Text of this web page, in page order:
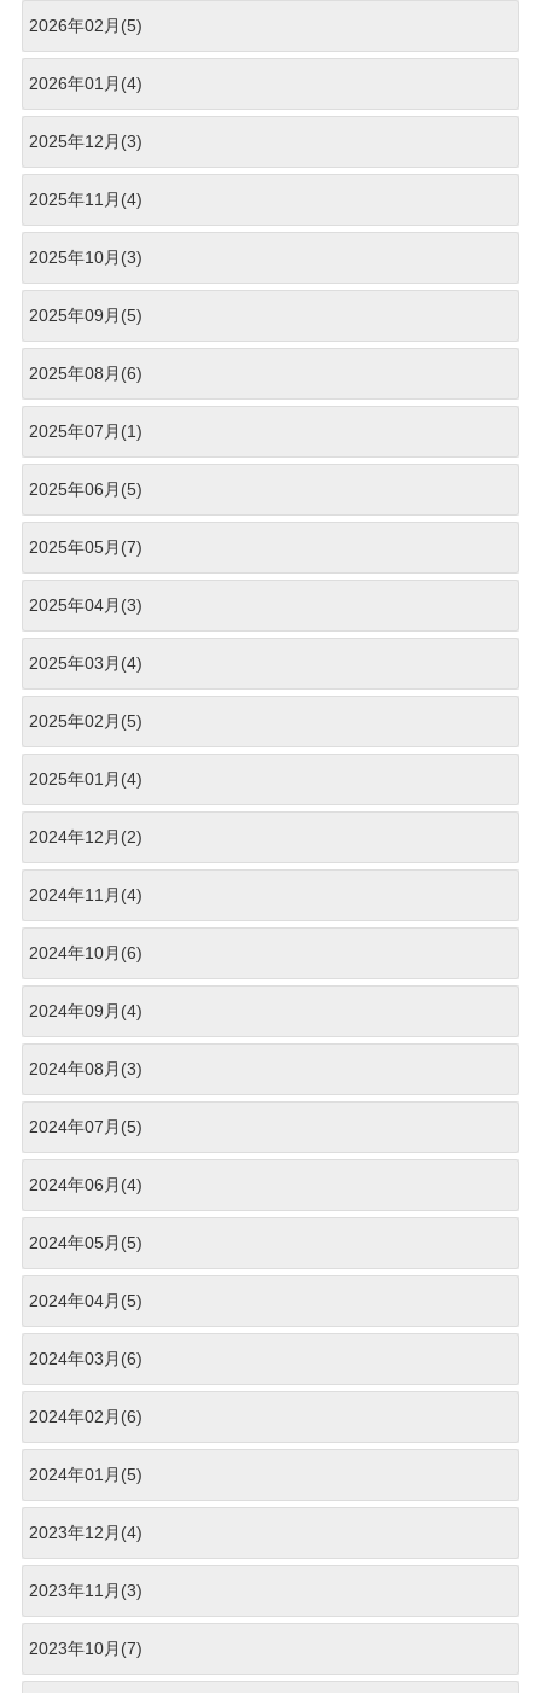
2026年02月(5)
2026年01月(4)
2025年12月(3)
2025年11月(4)
2025年10月(3)
2025年09月(5)
2025年08月(6)
2025年07月(1)
2025年06月(5)
2025年05月(7)
2025年04月(3)
2025年03月(4)
2025年02月(5)
2025年01月(4)
2024年12月(2)
2024年11月(4)
2024年10月(6)
2024年09月(4)
2024年08月(3)
2024年07月(5)
2024年06月(4)
2024年05月(5)
2024年04月(5)
2024年03月(6)
2024年02月(6)
2024年01月(5)
2023年12月(4)
2023年11月(3)
2023年10月(7)